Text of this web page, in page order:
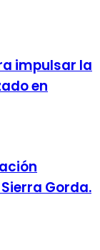
impulsar la
en
Gorda.